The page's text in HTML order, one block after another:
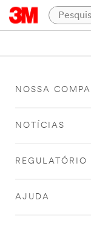
NOSSA
NOTÍCIAS
REGULATÓRIO
AJUDA